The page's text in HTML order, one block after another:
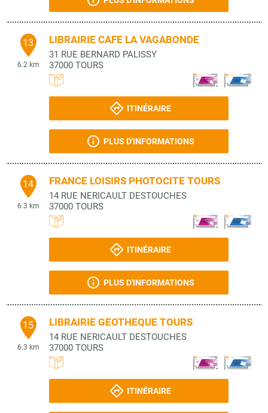
13
6.2 km
LIBRAIRIE CAFE LA VAGABONDE
31 RUE BERNARD PALISSY
37000 TOURS
ITINÉRAIRE
PLUS D'INFORMATIONS
14
6.3 km
FRANCE LOISIRS PHOTOCITE TOURS
14 RUE NERICAULT DESTOUCHES
37000 TOURS
ITINÉRAIRE
PLUS D'INFORMATIONS
15
6.3 km
LIBRAIRIE GEOTHEQUE TOURS
14 RUE NERICAULT DESTOUCHES
37000 TOURS
ITINÉRAIRE